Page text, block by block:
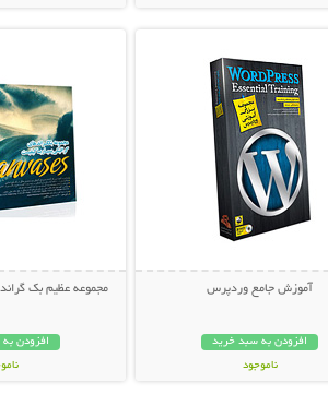
آموزش جامع وردپرس
افزودن به سبد خرید
ناموجود
مجموعه عظیم بک
افزودن